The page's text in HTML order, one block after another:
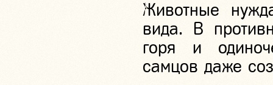
Животные
вида. В
горя и
самцов даже